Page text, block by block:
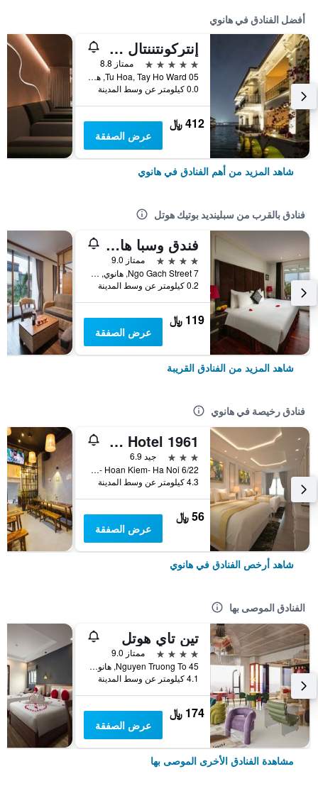
أفضل الفنادق في هانوي
إنتركونتننتال هانوي يستليك
5 نجوم
ممتاز 8.8
05 Tu Hoa, Tay Ho Ward, هانوي, فيتنام
0.0 كيلومتر عن وسط المدينة
412 ﷼
عرض الصفقة
شاهد المزيد من أهم الفنادق في هانوي
فنادق بالقرب من سبلينديد بوتيك هوتل
فندق وسبا هانوي بوتيك
4 نجوم
ممتاز 9.0
7 Ngo Gach Street, هانوي, فيتنام
0.2 كيلومتر عن وسط المدينة
119 ﷼
عرض الصفقة
شاهد المزيد من الفنادق القريبة
فنادق رخيصة في هانوي
Old Quarter Hotel 1961
3 نجوم
جيد 6.9
6/22 Hang Voi Street- Ly Thai To- Hoan Kiem- Ha Noi, هانوي, فيتنام
4.3 كيلومتر عن وسط المدينة
56 ﷼
عرض الصفقة
شاهد أرخص الفنادق في هانوي
الفنادق الموصى بها
تين تاي هوتل
4 نجوم
ممتاز 9.0
45 Nguyen Truong To, هانوي, فيتنام
4.1 كيلومتر عن وسط المدينة
174 ﷼
عرض الصفقة
مشاهدة الفنادق الأخرى الموصى بها